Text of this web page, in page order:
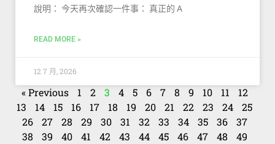
說明： 今天再次確認一件事： 真正的 A
READ MORE »
12 7 月, 2026
« Previous 1 2 3 4 5 6 7 8 9 10 11
12
13
14 15 16 17 18 19 20 21 22 23 24
25
26
27 28 29 30 31 32 33 34 35 36
37
38
39 40 41 42 43 44 45 46 47 48
49